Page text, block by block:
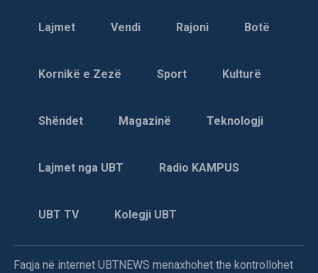
Lajmet Vendi Rajoni Botë
Kornikë e Zezë Sport Kulturë
Shëndet Magazinë Teknologji
Lajmet nga UBT Radio KAMPUS
UBT TV Kolegji UBT
Faqja në internet UBTNEWS menaxhohet the kontrollohet